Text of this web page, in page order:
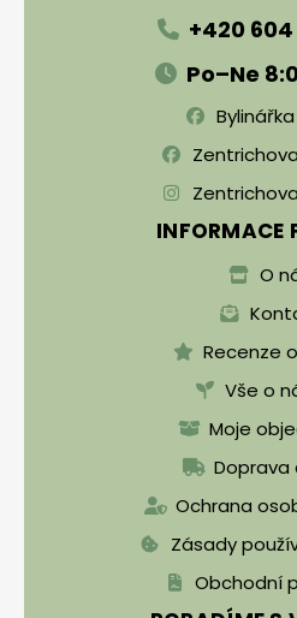
+420 604
Po–Ne
INFORMACE
O
Recenze
Vše o
Moje
Doprava
Ochrana
Zásady
Obchodní